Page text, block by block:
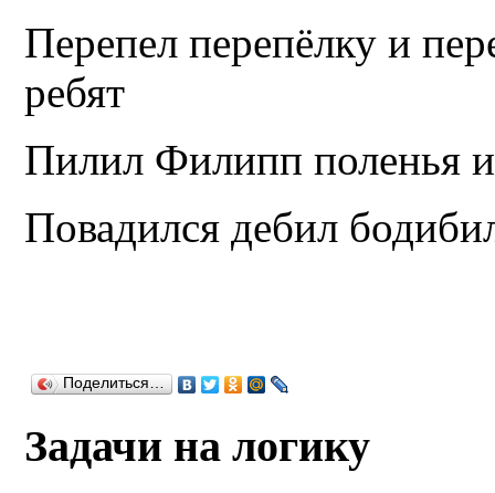
Перепел перепёлку и
ребят
Пилил Филипп поленья
Повадился дебил
Поделиться…
Задачи на логику